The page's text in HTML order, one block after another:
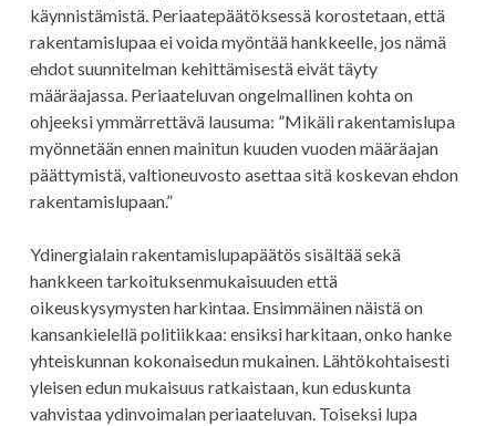
käynnistämistä. Periaatepäätöksessä korostetaan, että
rakentamislupaa ei voida myöntää hankkeelle, jos nämä
ehdot suunnitelman kehittämisestä eivät täyty
määräajassa. Periaateluvan ongelmallinen kohta on
ohjeeksi ymmärrettävä lausuma: ”Mikäli rakentamislupa
myönnetään ennen mainitun kuuden vuoden määräajan
päättymistä, valtioneuvosto asettaa sitä koskevan ehdon
rakentamislupaan.”
Ydinergialain rakentamislupapäätös sisältää sekä
hankkeen tarkoituksenmukaisuuden että
oikeuskysymysten harkintaa. Ensimmäinen näistä on
kansankielellä politiikkaa: ensiksi harkitaan, onko hanke
yhteiskunnan kokonaisedun mukainen. Lähtökohtaisesti
yleisen edun mukaisuus ratkaistaan, kun eduskunta
vahvistaa ydinvoimalan periaateluvan. Toiseksi lupa